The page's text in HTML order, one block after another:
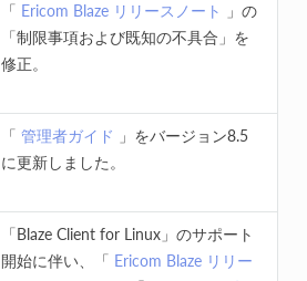
「 Ericom Blaze リリースノート
」の
「制限事項および既知の不具合」を
修正。
「 管理者ガイド
」をバージョン8.5
に更新しました。
「Blaze Client for Linux」のサポート
開始に伴い、「 Ericom Blaze リリー